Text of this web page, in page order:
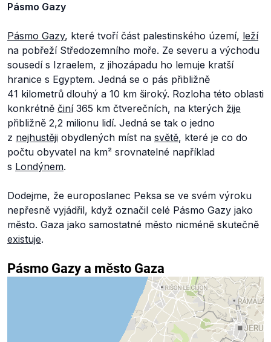
Pásmo Gazy
Pásmo Gazy, které tvoří část palestinského území, leží
na pobřeží Středozemního moře. Ze severu a východu
sousedí s Izraelem, z jihozápadu ho lemuje kratší
hranice s Egyptem. Jedná se o pás přibližně
41 kilometrů dlouhý a 10 km široký. Rozloha této oblasti
konkrétně činí365 km čtverečních, na kterých žije
přibližně 2,2 milionu lidí. Jedná se tak o jedno
z nejhustěji obydlených míst na světě, které je co do
počtu obyvatel na km² srovnatelné například
s Londýnem.
Dodejme, že europoslanec Peksa se ve svém výroku
nepřesně vyjádřil, když označil celé Pásmo Gazy jako
město. Gaza jako samostatné město nicméně skutečně
existuje.